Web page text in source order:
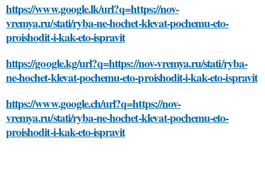
https://www.google.lk/url?q=https://nov-
vremya.ru/stati/ryba-ne-hochet-klevat-pochemu-eto-
proishodit-i-kak-eto-ispravit
https://google.kg/url?q=https://nov-vremya.ru/stati/ryba-
ne-hochet-klevat-pochemu-eto-proishodit-i-kak-eto-ispravit
https://www.google.ch/url?q=https://nov-
vremya.ru/stati/ryba-ne-hochet-klevat-pochemu-eto-
proishodit-i-kak-eto-ispravit